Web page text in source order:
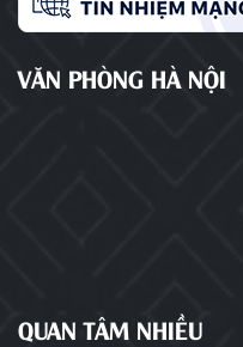
VĂN PHÒNG HÀ NỘI
QUAN TÂM NHIỀU